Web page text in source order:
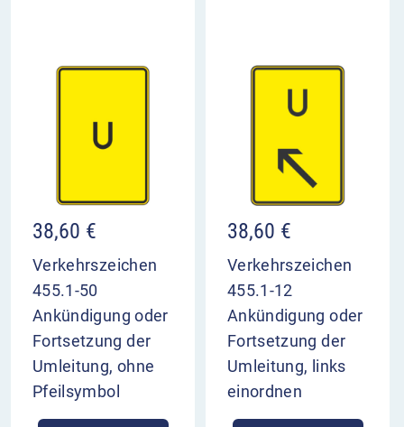
38,60 €
Verkehrszeichen
455.1-50
Ankündigung oder
Fortsetzung der
Umleitung, ohne
Pfeilsymbol
38,60 €
Verkehrszeichen
455.1-12
Ankündigung oder
Fortsetzung der
Umleitung, links
einordnen